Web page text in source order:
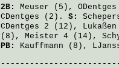
2B: Meuser (5), ODentges
CDentges (2). S:
CDentges 2 (12), Lukaßen
(8), Meister 4 (14),
PB: Kauffmann (8),